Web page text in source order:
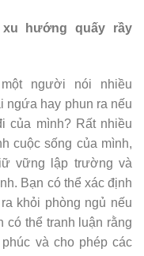
hướng quấy rầy
người nói nhiều
ngứa hay phun ra nếu
của mình? Rất nhiều
cuộc sống của mình,
vững lập trường và
Bạn có thể xác định
khỏi phòng ngủ nếu
có thể tranh luận rằng
và cho phép các